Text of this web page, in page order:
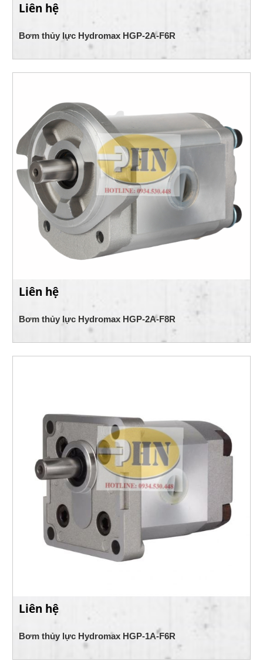
Liên hệ
Bơm thủy lực Hydromax HGP-2A-F6R
Liên hệ
Bơm thủy lực Hydromax HGP-2A-F8R
Liên hệ
Bơm thủy lực Hydromax HGP-1A-F6R